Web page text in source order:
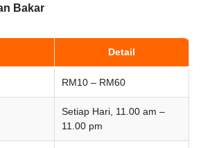
Bakar
Detail
RM10 – RM60
Setiap Hari, 11.00 am –
11.00 pm